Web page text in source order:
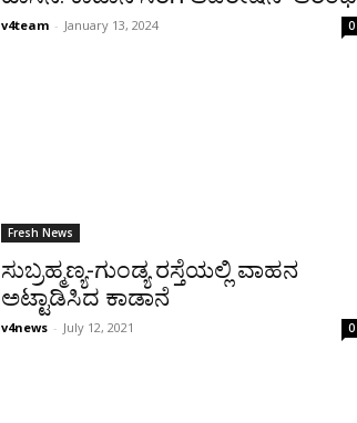
v4team - January 13, 2024 0
Fresh News
ಸುಬ್ರಹ್ಮಣ್ಯ-ಗುಂಡ್ಯ ರಸ್ತೆಯಲ್ಲಿ ವಾಹನ
ಅಟ್ಟಾಡಿಸಿದ ಕಾಡಾನೆ
v4news - July 12, 2021 0